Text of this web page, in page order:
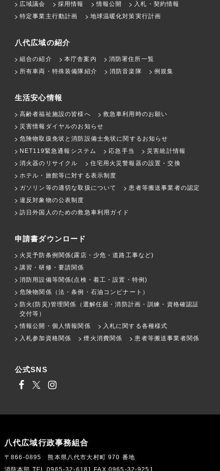
広域議会
採用情報 情報公開
入札・契約情報
特定事業主行動計画
地球温暖化対策実行計画
八代広域の紹介
組合の紹介 本庁舎案内
消防署住所一覧
所有車両・特殊装備隊紹介
消防音楽隊 例規集
生活安心情報
高齢者福祉施設の皆様へ
救急車利用時のお願い
災害情報ダイヤルのお知らせ
危険物取扱免状と消防設備士免状に関するお知らせ
NET119緊急通報システム
応急手当
災害統計情報
消火器のリサイクル
住宅用火災警報器の設置・交換
ホテル・旅館等に対する表示制度
ガソリン等の適切な取扱について
患者等搬送事業者の認定
違反対象物の公表制度
訪日外国人のための救急車利用ガイド
申請書ダウンロード
火災予防条例関係(露店・少危・道路工事など)
講習・研修・要請関係
消防用設備等関係(点検・着工・設置・特例)
危険物関係（法・条例・石油コンビナート）
防火(防災)管理関係（選解任届・消防計画・訓練・資格確認証
交付等）
情報公開・個人情報関係
入札に関する各種様式
入札参加資格関係
煙火消費関係 患者等搬送事業者関係
公式SNS
八代広域行政事務組合
〒866-0895 熊本県八代市大村町 970 番地